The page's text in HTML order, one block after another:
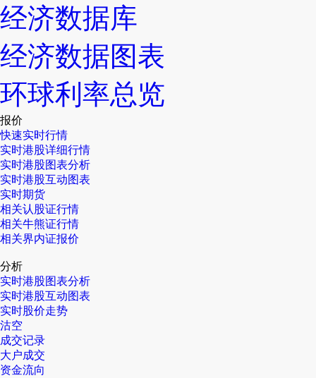
经济数据库
经济数据图表
环球利率总览
报价
快速实时行情
实时港股详细行情
实时港股图表分析
实时港股互动图表
实时期货
相关认股证行情
相关牛熊证行情
相关界内证报价
分析
实时港股图表分析
实时港股互动图表
实时股价走势
沽空
成交记录
大户成交
资金流向